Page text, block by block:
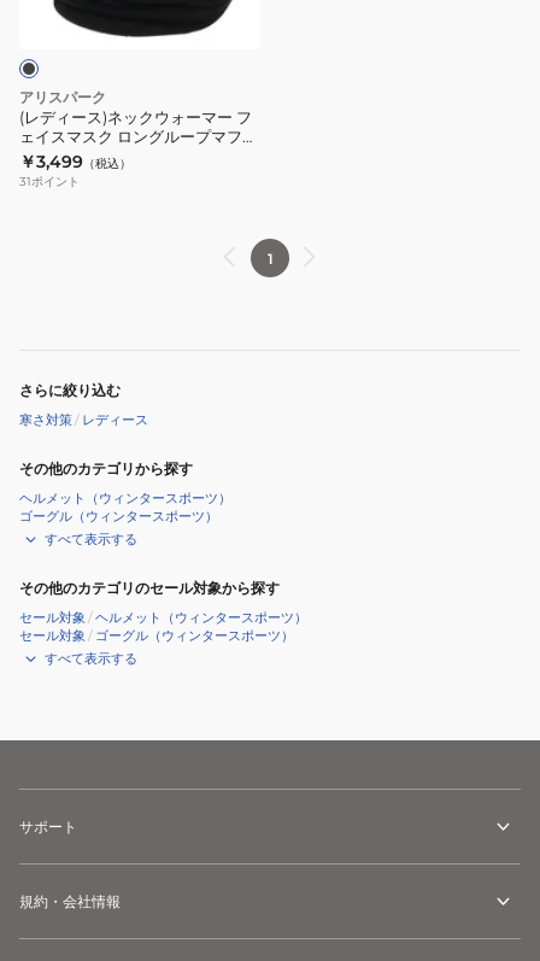
ウ
ォ
ー
マ
ー
ロ
ン
グ
ー
プ
ラ
ー
アリスパーク
(レディース)ネックウォーマー フ
ェイスマスク ロングループマフラ
ー LMR123
￥3,499 （税込）
31ポイント
1
さらに絞り込む
寒さ対策/ レディース
その他のカテゴリから探す
ヘルメット（ウィンタースポーツ）
ゴーグル（ウィンタースポーツ）
すべて表示する
その他のカテゴリのセール対象から探す
セール対象 /ヘルメット（ウィンタースポーツ）
セール対象 / ゴーグル（ウィンタースポーツ）
すべて表示する
サポート
規約・会社情報